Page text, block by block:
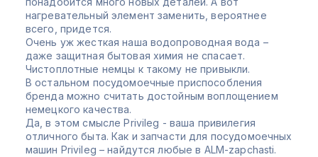
нагревательный элемент заменить, вероятнее
всего, придется.
Очень уж жесткая наша водопроводная вода –
даже защитная бытовая химия не спасает.
Чистоплотные немцы к такому не привыкли.
В остальном посудомоечные приспособления
бренда можно считать достойным воплощением
немецкого качества.
Да, в этом смысле Privileg - ваша привилегия
отличного быта. Как и запчасти для посудомоечных
машин Privileg – найдутся любые в ALM-zapchasti.